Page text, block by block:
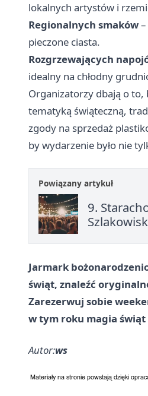
lokalnych artystów i
Regionalnych smaków
pieczone ciasta.
Rozgrzewających
idealny na chłodny
Organizatorzy dbają o to,
tematyką świąteczną,
zgody na sprzedaż
by wydarzenie było nie
Powiązany artykuł
9.
Jarmark
świąt, znaleźć
Zarezerwuj sobie
w tym roku magia świąt
Autor:ws